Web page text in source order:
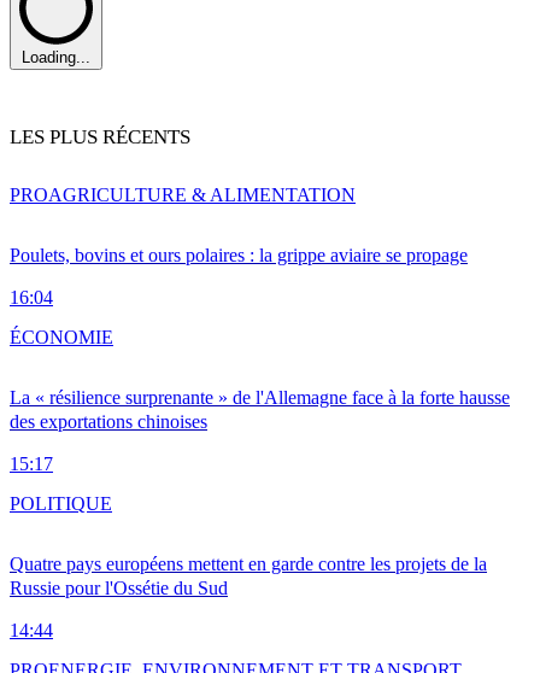
Loading...
LES PLUS RÉCENTS
Poulets, bovins et ours polaires : la grippe aviaire se propage
16:04
PROAGRICULTURE & ALIMENTATION
La « résilience surprenante » de l'Allemagne face à la forte hausse
des exportations chinoises
15:17
ÉCONOMIE
Quatre pays européens mettent en garde contre les projets de la
Russie pour l'Ossétie du Sud
14:44
POLITIQUE